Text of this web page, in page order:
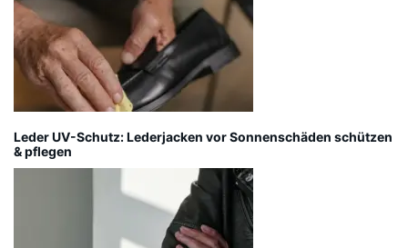
Leder UV-Schutz: Lederjacken vor Sonnenschäden schützen
& pflegen